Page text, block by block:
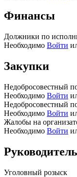
Финансы
Должники по
Необходимо Войти
Закупки
Недобросовестный
Необходимо Войти
Недобросовестный
Необходимо Войти
Жалобы на
Необходимо Войти
Руководитель
Уголовный розыск